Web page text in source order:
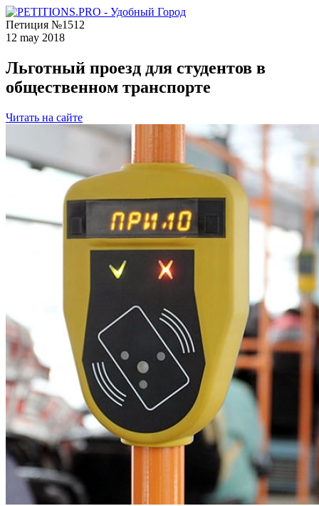
Петиция №1512
12 may 2018
Льготный проезд для студентов в
общественном транспорте
Читать на сайте